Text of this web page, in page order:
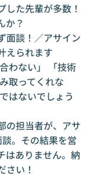
た先輩が多数！
か？
面談！／アサイン
えられます
わない」 「技術
取ってくれな
はないでしょう
の担当者が、アサ
。その結果を営
はありません。納
さい！